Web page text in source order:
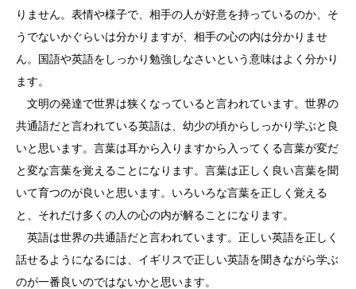
りません。表情や様子で、相手の人が好意を持っているのか、そ
うでないかぐらいは分かりますが、相手の心の内は分かりませ
ん。国語や英語をしっかり勉強しなさいという意味はよく分かり
ます。
文明の発達で世界は狭くなっていると言われています。世界の
共通語だと言われている英語は、幼少の頃からしっかり学ぶと良
いと思います。言葉は耳から入りますから入ってくる言葉が変だ
と変な言葉を覚えることになります。言葉は正しく良い言葉を聞
いて育つのが良いと思います。いろいろな言葉を正しく覚える
と、それだけ多くの人の心の内が解ることになります。
英語は世界の共通語だと言われています。正しい英語を正しく
話せるようになるには、イギリスで正しい英語を聞きながら学ぶ
のが一番良いのではないかと思います。